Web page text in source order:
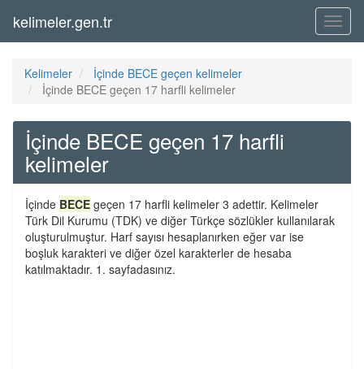
Menü
kelimeler.gen.tr
Kelimeler
İçinde BECE geçen kelimeler
İçinde BECE geçen 17 harfli kelimeler
İçinde BECE geçen 17 harfli
kelimeler
İçinde BECE geçen 17 harfli kelimeler 3 adettir. Kelimeler
Türk Dil Kurumu (TDK) ve diğer Türkçe sözlükler kullanılarak
oluşturulmuştur. Harf sayısı hesaplanırken eğer var ise
boşluk karakteri ve diğer özel karakterler de hesaba
katılmaktadır. 1. sayfadasınız.